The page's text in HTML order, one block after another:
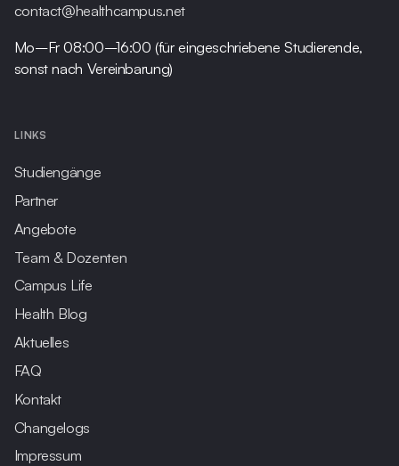
contact@healthcampus.net
Mo–Fr 08:00–16:00 (für eingeschriebene Studierende,
sonst nach Vereinbarung)
LINKS
Studiengänge
Partner
Angebote
Team & Dozenten
Campus Life
Health Blog
Aktuelles
FAQ
Kontakt
Changelogs
Impressum